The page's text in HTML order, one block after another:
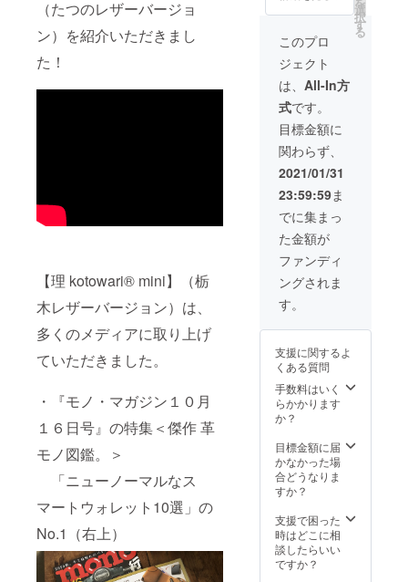
（たつのレザーバージョ
ン）を紹介いただきまし
た！
【理 kotowari® mini】（栃
木レザーバージョン）は、
多くのメディアに取り上げ
ていただきました。
・『モノ・マガジン１０月
１６日号』の特集＜傑作 革
モノ図鑑。＞
「ニューノーマルなス
マートウォレット10選」の
No.1（右上）
があり
＜発送
につい
て＞ ・
2021年
6月下旬
以降、
お申込
み順に
順次発
送いた
しま
す。
できま
でご了
承くだ
さい。
＜ご注
皆様の
応援購
入によ
り量産
効率が
向上し
た場
合、正
規販売
価格が
販売予
定価格
より下
ござい
ます。
※デザイ
ン・仕
様は変
更にな
ざいま
す。ご
了承く
ご注文
状況、
使用部
材の供
にご希
字のイ
ニシャ
［備考
欄］に
ご記載
くださ
い
つ目：
N.S、2
つ目：
H.S） ※
公序良
俗に反
すると
合、機
種依存
文字の
記載は
できま
せんの
さい。
＜ご注
意＞ ※
入によ
り量産
効率が
向上し
み合わ
せは6種
類から
お選び
いただ
けま
す。 ※
消費
税・送
料込
（発送
はク
リック
ポス
ト） ※
お一人
様一点
でお願
ご注意
＞ ※皆
様の応
援購入
により
量産効
場合、
正規販
売価格
格より
下がる
可能性
もござ
選
択
す
る
このプロ
ジェクト
は、 All-In方
式です。
目標金額に
関わらず、
2021/01/31
23:59:59ま
でに集まっ
た金額が
ファンディ
ングされま
す。
支援に関するよ
くある質問
手数料はいく
らかかります
か？
目標金額に届
かなかった場
合どうなりま
すか？
支援で困った
時はどこに相
談したらいい
ですか？